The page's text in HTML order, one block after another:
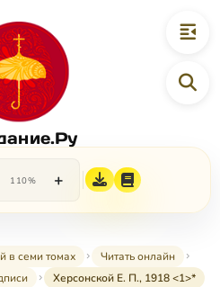
110% +
в семи томах
Читать онлайн
Херсонской Е. П., 1918 <1>*